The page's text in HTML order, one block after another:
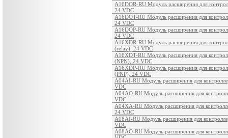
A16DOR-RU Модуль расширения для
24 VDC
A16DOT-RU Модуль расширения для
24 VDC
A16DOP-RU Модуль расширения для
24 VDC
A16XDR-RU Модуль расширения для
(relay), 24 VDC
A16XDT-RU Модуль расширения для
(NPN), 24 VDC
A16XDP-RU Модуль расширения для
(PNP), 24 VDC
A04AI-RU Модуль расширения для
VDC
A04AO-RU Модуль расширения для
VDC
A04XA-RU Модуль расширения для
24 VDC
A08AI-RU Модуль расширения для
VDC
A08AO-RU Модуль расширения для